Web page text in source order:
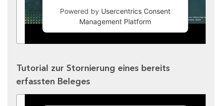
Powered by Usercentrics Consent
Management Platform
Tutorial zur Stornierung eines bereits
erfassten Beleges